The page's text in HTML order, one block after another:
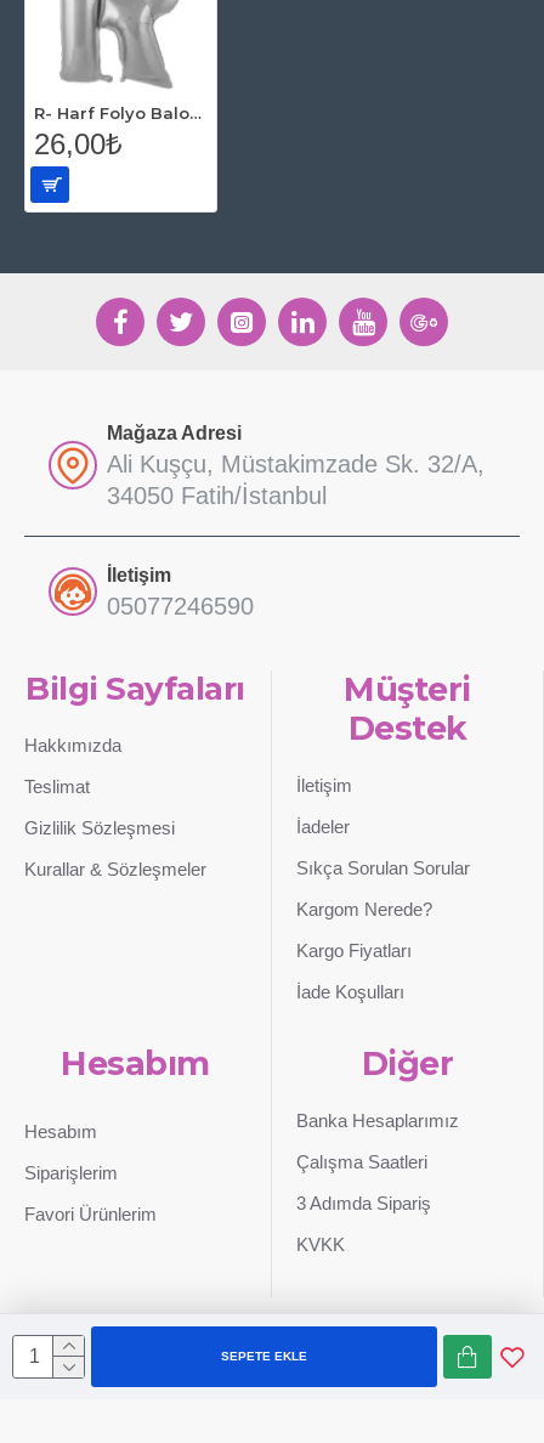
SEPETE EKLE
R- Harf Folyo Balon Gümüş 40 Cm
26,00₺
Mağaza Adresi
Ali Kuşçu, Müstakimzade Sk. 32/A,
34050 Fatih/İstanbul
İletişim
05077246590
Bilgi Sayfaları
Hakkımızda
Teslimat
Gizlilik Sözleşmesi
Kurallar & Sözleşmeler
Müşteri
Destek
İletişim
İadeler
Sıkça Sorulan Sorular
Kargom Nerede?
Kargo Fiyatları
İade Koşulları
Hesabım
Hesabım
Siparişlerim
Favori Ürünlerim
Diğer
Banka Hesaplarımız
Çalışma Saatleri
3 Adımda Sipariş
KVKK
Sepetim 0507 724 65 90 Whatsapp